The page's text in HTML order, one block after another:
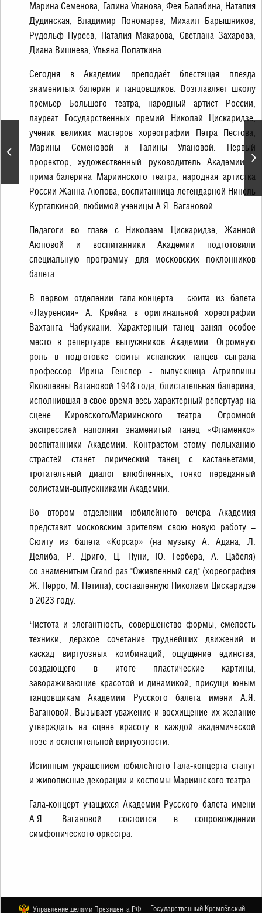
«Щелкунчик». П.
Чайковский. Спектакль
балет»
Марина Семенова, Галина Уланова, Фея Балабина, Наталия
Дудинская, Владимир Пономарев, Михаил Барышников,
Рудольф Нуреев, Наталия Макарова, Светлана Захарова,
Диана Вишнева, Ульяна Лопаткина...
Сегодня в Академии преподаёт блестящая плеяда
знаменитых балерин и танцовщиков. Возглавляет школу
премьер Большого театра, народный артист России,
лауреат Государственных премий Николай Цискаридзе,
ученик великих мастеров хореографии Петра Пестова,
Марины Семеновой и Галины Улановой. Первый
проректор, художественный руководитель Академии –
прима-балерина Мариинского театра, народная артистка
России Жанна Аюпова, воспитанница легендарной Нинель
Кургапкиной, любимой ученицы А.Я. Вагановой.
Педагоги во главе с Николаем Цискаридзе, Жанной
Аюповой и воспитанники Академии подготовили
специальную программу для московских поклонников
балета.
В первом отделении гала-концерта - сюита из балета
«Лауренсия» А. Крейна в оригинальной хореографии
Вахтанга Чабукиани. Характерный танец занял особое
место в репертуаре выпускников Академии. Огромную
роль в подготовке сюиты испанских танцев сыграла
профессор Ирина Генслер - выпускница Агриппины
Яковлевны Вагановой 1948 года, блистательная балерина,
исполнившая в свое время весь характерный репертуар на
сцене Кировского/Мариинского театра. Огромной
экспрессией наполнят знаменитый танец «Фламенко»
воспитанники Академии. Контрастом этому полыханию
страстей станет лирический танец с кастаньетами,
трогательный диалог влюбленных, тонко переданный
солистами-выпускниками Академии.
Во втором отделении юбилейного вечера Академия
представит московским зрителям свою новую работу –
Сюиту из балета «Корсар» (на музыку А. Адана, Л.
Делиба, Р. Дриго, Ц. Пуни, Ю. Гербера, А. Цабеля)
со знаменитым Grand pas "Оживленный сад" (хореография
Ж. Перро, М. Петипа), составленную Николаем Цискаридзе
в 2023 году.
Чистота и элегантность, совершенство формы, смелость
техники, дерзкое сочетание труднейших движений и
каскад виртуозных комбинаций, ощущение единства,
создающего в итоге пластические картины,
завораживающие красотой и динамикой, присущи юным
танцовщикам Академии Русского балета имени А.Я.
Вагановой. Вызывает уважение и восхищение их желание
утверждать на сцене красоту в каждой академической
позе и ослепительной виртуозности.
Истинным украшением юбилейного Гала-концерта станут
и живописные декорации и костюмы Мариинского театра.
Гала-концерт учащихся Академии Русского балета имени
А.Я. Вагановой состоится в сопровождении
симфонического оркестра.
Управление делами Президента РФ | Государственный Кремлёвский